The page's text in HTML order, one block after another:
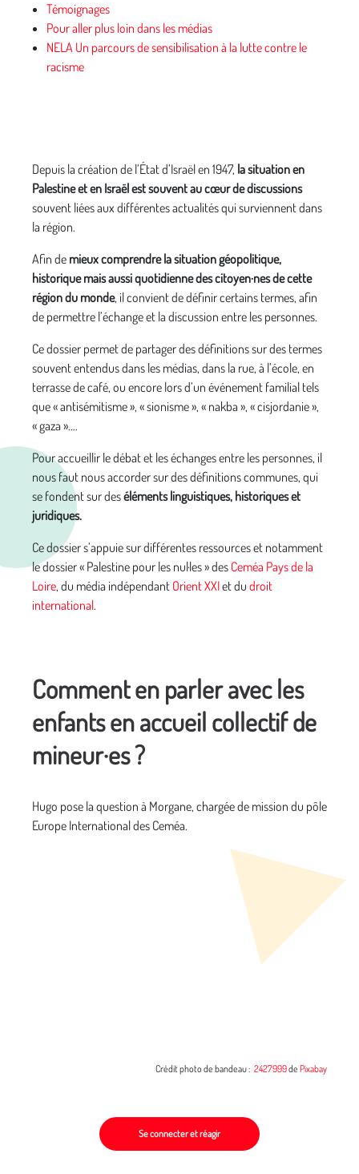
Témoignages
Pour aller plus loin dans les médias
NELA Un parcours de sensibilisation à la lutte contre le
racisme
Depuis la création de l’État d’Israël en 1947, la situation en
Palestine et en Israël est souvent au cœur de discussions
souvent liées aux différentes actualités qui surviennent dans
la région.
Afin de mieux comprendre la situation géopolitique,
historique mais aussi quotidienne des citoyen·nes de cette
région du monde, il convient de définir certains termes, afin
de permettre l’échange et la discussion entre les personnes.
Ce dossier permet de partager des définitions sur des termes
souvent entendus dans les médias, dans la rue, à l’école, en
terrasse de café, ou encore lors d’un événement familial tels
que « antisémitisme », « sionisme », « nakba », « cisjordanie »,
« gaza »….
Pour accueillir le débat et les échanges entre les personnes, il
nous faut nous accorder sur des définitions communes, qui
se fondent sur deséléments linguistiques, historiques et
juridiques.
Ce dossier s’appuie sur différentes ressources et notamment
le dossier « Palestine pour les nul·les » des Ceméa Pays de la
Loire, du média indépendant Orient XXIet du droit
international.
Comment en parler avec les
enfants en accueil collectif de
mineur·es ?
Hugo pose la question à Morgane, chargée de mission du pôle
Europe International des Ceméa.
Crédit photo de bandeau : 2427999de Pixabay
Se connecter et réagir